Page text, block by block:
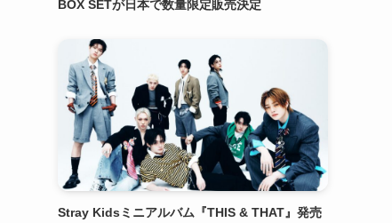
BOX SETが日本で数量限定販売決定
Stray Kidsミニアルバム『THIS & THAT』発売